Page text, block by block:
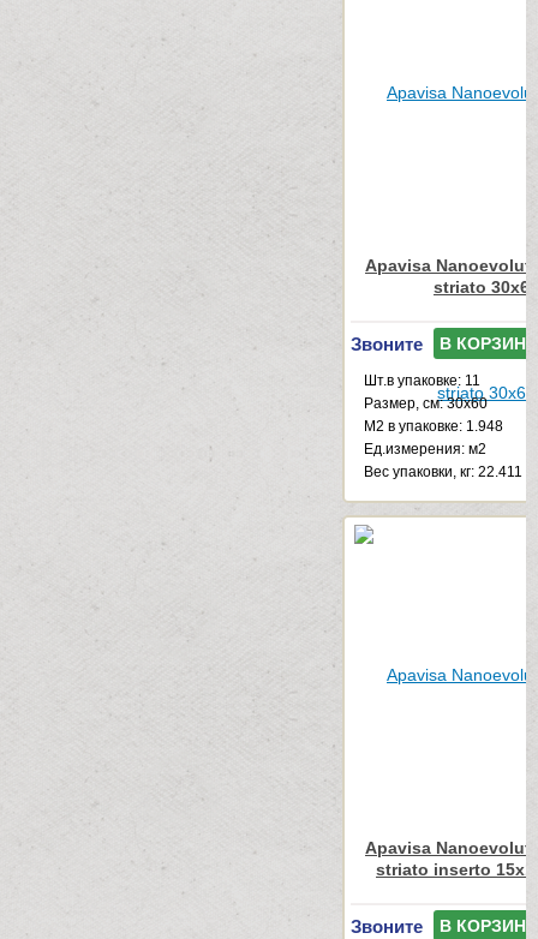
Apavisa
striato 30x60
Звоните В КОРЗИНУ
Шт.в упаковке: 11
Размер, см: 30x60
М2 в упаковке: 1.948
Ед.измерения: м2
Веc упаковки, кг: 22.411
Apavisa
striato inserto
Звоните В КОРЗИНУ